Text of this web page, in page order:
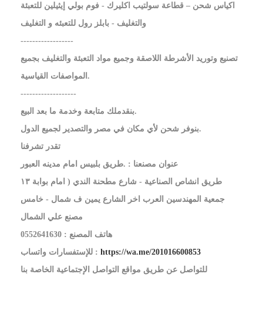
اكياس شحن – قطاعة سولتيب اكليرك - فوم بولي إيثيلين للتعبئة
والتغليف - بابلز رول للتعبئه و التغليف
------------------
تصنيع وتوريد الأشرطة اللاصقة وجميع مواد التعبئة والتغليف بجميع
المواصفات القياسية.‎
-------------------
بنقدملك متابعة وخدمة ما بعد البيع.
بنوفر شحن لأي مكان في مصر والتصدير لجميع الدول.
تقدر تشرفنا
عنوان مصنعنا : .طريق بلبيس امام مدينه العبور
طريق انشاص الصناعية - شارع مطحنة الندي ( امام بوابة ١٣
جمعية المهندسين العرب اخر الشارع يمين ف شمال - خامس
مصنع علي الشمال
هاتف المصنع : 0552641630
للإستفسارات واتساب : https://wa.me/201016600853
للتواصل عن طريق مواقع التواصل الإجتماعية الخاصة بنا